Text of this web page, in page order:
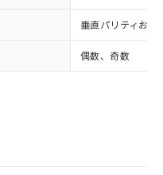
垂直パリティおよ
偶数、奇数